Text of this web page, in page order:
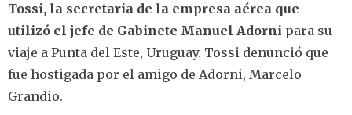
Tossi, la secretaria de la empresa aérea que
utilizó el jefe de Gabinete Manuel Adorni para su
viaje a Punta del Este, Uruguay. Tossi denunció que
fue hostigada por el amigo de Adorni, Marcelo
Grandio.